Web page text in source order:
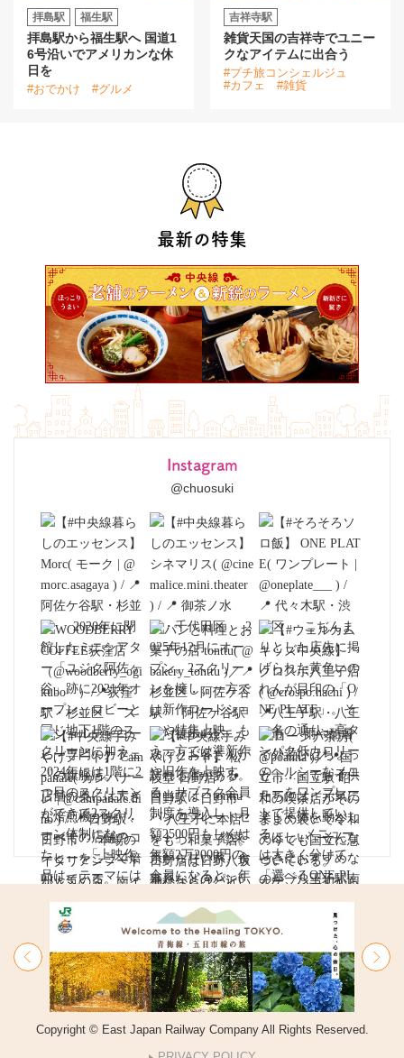
最新の特集
Instagram
@chuosuki
拝島駅 福生駅
拝島駅から福生駅へ 国道1
6号沿いでアメリカンな休
日を
#おでかけ #グルメ
吉祥寺駅
雑貨天国の吉祥寺でユニー
クなアイテムに出合う
#プチ旅コンシェルジュ
#カフェ
#雑貨
Copyright © East Japan Railway Company All Rights Reserved.